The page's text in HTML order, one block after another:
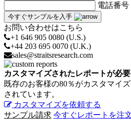
電話番号
今すぐサンプルを入手
お問い合わせはこちら
+1 646 905 0080 (U.S.)
+44 203 695 0070 (U.K.)
sales@straitsresearch.com
カスタマイズされたレポートが必
既存のお客様の80％がカスタマイ
されています。
カスタマイズを依頼する
サンプル請求 今すぐレポートを注